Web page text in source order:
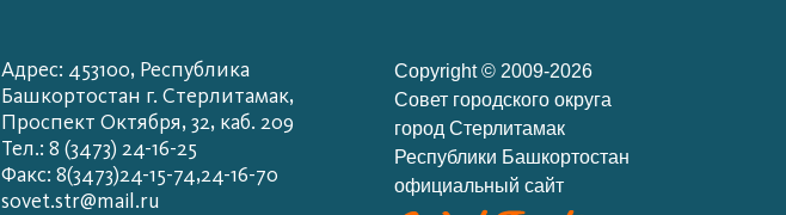
Адрес: 453100, Республика
Башкортостан г. Стерлитамак,
Проспект Октября, 32, каб. 209
Тел.: 8 (3473) 24-16-25
Факс: 8(3473)24-15-74,24-16-70
sovet.str@mail.ru
Copyright © 2009-2026
Cовет городского округа
город Стерлитамак
Республики Башкортостан
официальный сайт